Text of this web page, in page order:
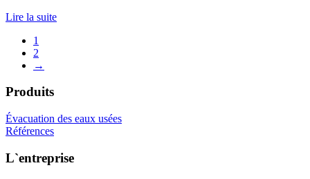
Lire la suite
1
2
→
Produits
Évacuation des eaux usées
Références
L`entreprise